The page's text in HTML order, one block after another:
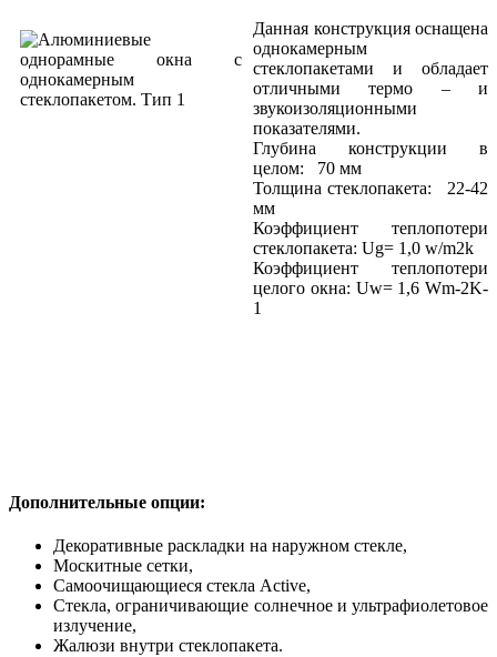
Данная конструкция оснащена
однокамерным
стеклопакетами и обладает
отличными термо – и
звукоизоляционными
показателями.
Глубина конструкции в
целом: 70 мм
Толщина стеклопакета: 22-42
мм
Коэффициент теплопотери
стеклопакета: Ug= 1,0 w/m2k
Коэффициент теплопотери
целого окна: Uw= 1,6 Wm-2K-
1
Дополнительные опции:
Декоративные раскладки на наружном стекле,
Москитные сетки,
Самоочищающиеся стекла Active,
Стекла, ограничивающие солнечное и ультрафиолетовое
излучение,
Жалюзи внутри стеклопакета.